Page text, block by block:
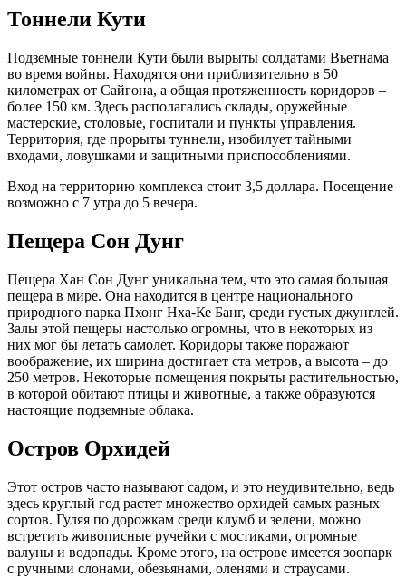
Тоннели Кути
Подземные тоннели Кути были вырыты солдатами Вьетнама
во время войны. Находятся они приблизительно в 50
километрах от Сайгона, а общая протяженность коридоров –
более 150 км. Здесь располагались склады, оружейные
мастерские, столовые, госпитали и пункты управления.
Территория, где прорыты туннели, изобилует тайными
входами, ловушками и защитными приспособлениями.
Вход на территорию комплекса стоит 3,5 доллара. Посещение
возможно с 7 утра до 5 вечера.
Пещера Сон Дунг
Пещера Хан Сон Дунг уникальна тем, что это самая большая
пещера в мире. Она находится в центре национального
природного парка Пхонг Нха-Ке Банг, среди густых джунглей.
Залы этой пещеры настолько огромны, что в некоторых из
них мог бы летать самолет. Коридоры также поражают
воображение, их ширина достигает ста метров, а высота – до
250 метров. Некоторые помещения покрыты растительностью,
в которой обитают птицы и животные, а также образуются
настоящие подземные облака.
Остров Орхидей
Этот остров часто называют садом, и это неудивительно, ведь
здесь круглый год растет множество орхидей самых разных
сортов. Гуляя по дорожкам среди клумб и зелени, можно
встретить живописные ручейки с мостиками, огромные
валуны и водопады. Кроме этого, на острове имеется зоопарк
с ручными слонами, обезьянами, оленями и страусами.